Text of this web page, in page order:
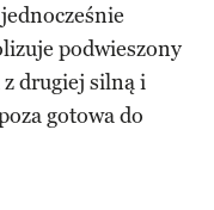
podwieszony
drugiej silną i
gotowa do